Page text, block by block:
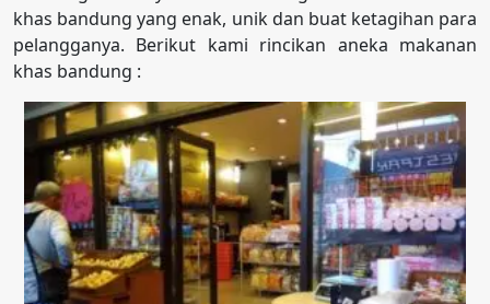
khas bandung yang enak, unik dan buat ketagihan para
pelangganya. Berikut kami rincikan aneka makanan
khas bandung :